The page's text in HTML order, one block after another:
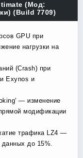
(Мод:
(Build 7709)
GPU при
нагрузки на
(Crash) при
Exynos и
— изменение
модификации
трафика LZ4 —
данных до 15%.